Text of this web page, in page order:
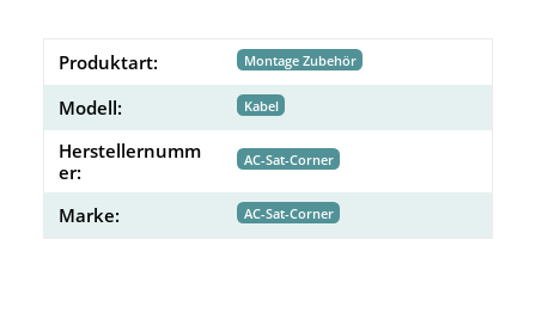
Produktart: Montage Zubehör
Modell: Kabel
Herstellernumm
er:
AC-Sat-Corner
Marke: AC-Sat-Corner